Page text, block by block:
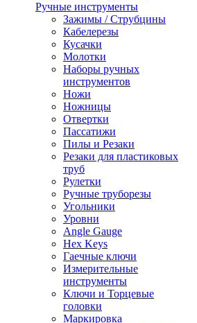
Ручные инструменты
Зажимы / Струбцины
Кабелерезы
Кусачки
Молотки
Наборы ручных
инструментов
Ножи
Ножницы
Отвертки
Пассатижи
Пилы и Резаки
Резаки для пластиковых
труб
Рулетки
Ручные труборезы
Угольники
Уровни
Angle Gauge
Hex Keys
Гаечные ключи
Измерительные
инструменты
Ключи и Торцевые
головки
Маркировка